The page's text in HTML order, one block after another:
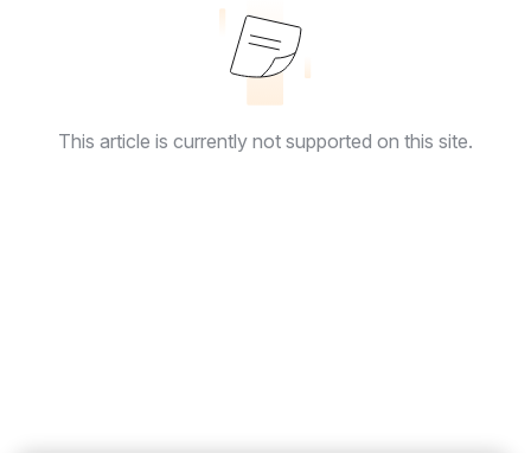
This article is currently not supported on this site.